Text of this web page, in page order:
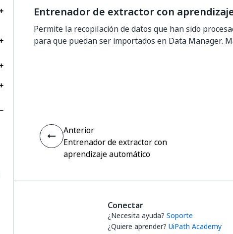
Entrenador de extractor con
Permite la recopilación de datos que han sido
para que puedan ser importados en Data Manager.
Anterior
Entrenador de extractor con
aprendizaje automático
Conectar
¿Necesita ayuda? Soporte
¿Quiere aprender? UiPath Academy